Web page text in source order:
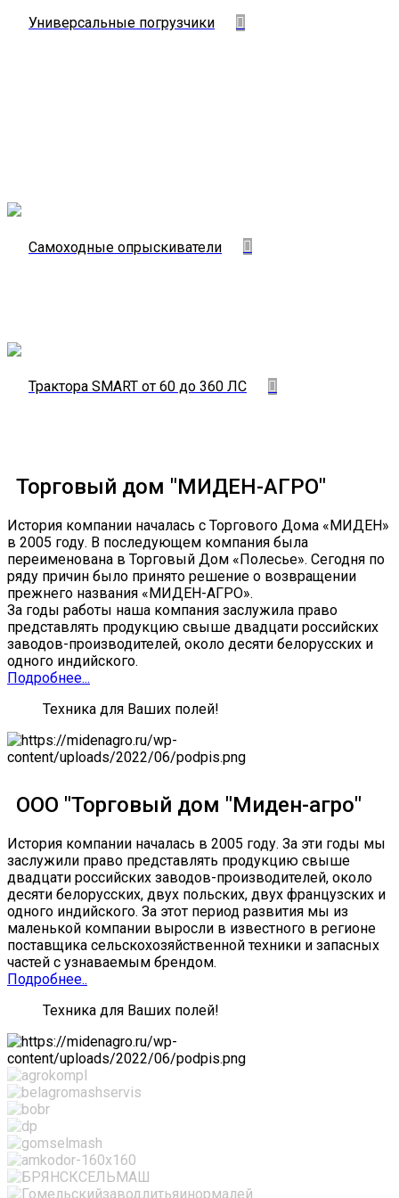
Универсальные погрузчики
Самоходные опрыскиватели
Трактора SMART от 60 до 360 ЛС
Торговый дом "МИДЕН-АГРО"
История компании началась с Торгового Дома «МИДЕН»
в 2005 году. В последующем компания была
переименована в Торговый Дом «Полесье». Сегодня по
ряду причин было принято решение о возвращении
прежнего названия «МИДЕН-АГРО».
За годы работы наша компания заслужила право
представлять продукцию свыше двадцати российских
заводов-производителей, около десяти белорусских и
одного индийского.
Подробнее...
Техника для Ваших полей!
ООО "Торговый дом "Миден-агро"
История компании началась в 2005 году. За эти годы мы
заслужили право представлять продукцию свыше
двадцати российских заводов-производителей, около
десяти белорусских, двух польских, двух французских и
одного индийского. За этот период развития мы из
маленькой компании выросли в известного в регионе
поставщика сельскохозяйственной техники и запасных
частей с узнаваемым брендом.
Подробнее..
Техника для Ваших полей!